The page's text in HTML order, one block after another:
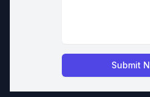
Submit